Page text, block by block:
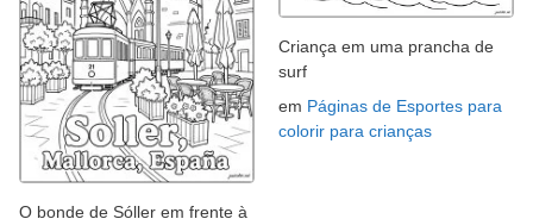
O bonde de Sóller em frente à
Criança em uma prancha de
surf
em Páginas de Esportes para
colorir para crianças